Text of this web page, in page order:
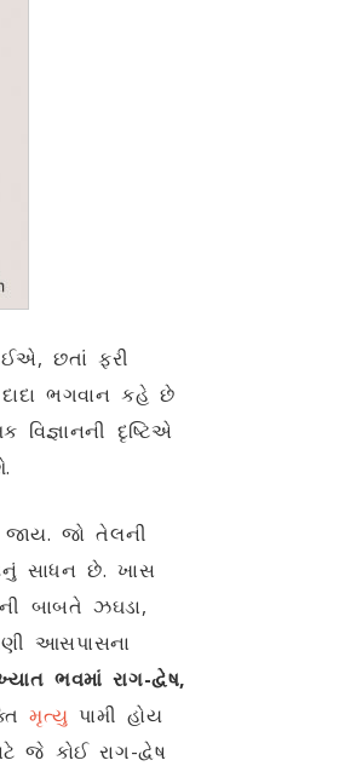
છતાં ફરી
ભગવાન કહે છે
દૃષ્ટિએ
જાય. જો તેલની
સાધન છે. ખાસ
બાબતે ઝઘડા,
આસપાસના
ભવમાં રાગ-દ્વેષ,
મૃત્યુ પામી હોય
જે કોઈ રાગ-દ્વેષ